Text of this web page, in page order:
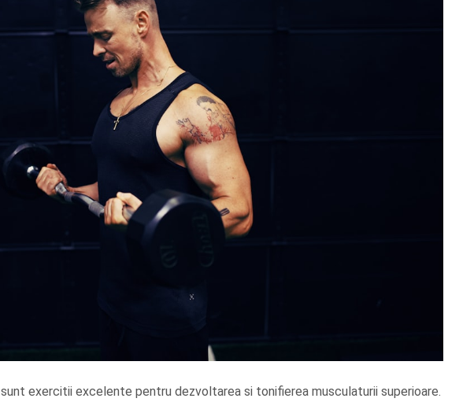
sunt exercitii excelente pentru dezvoltarea si tonifierea musculaturii superioare.